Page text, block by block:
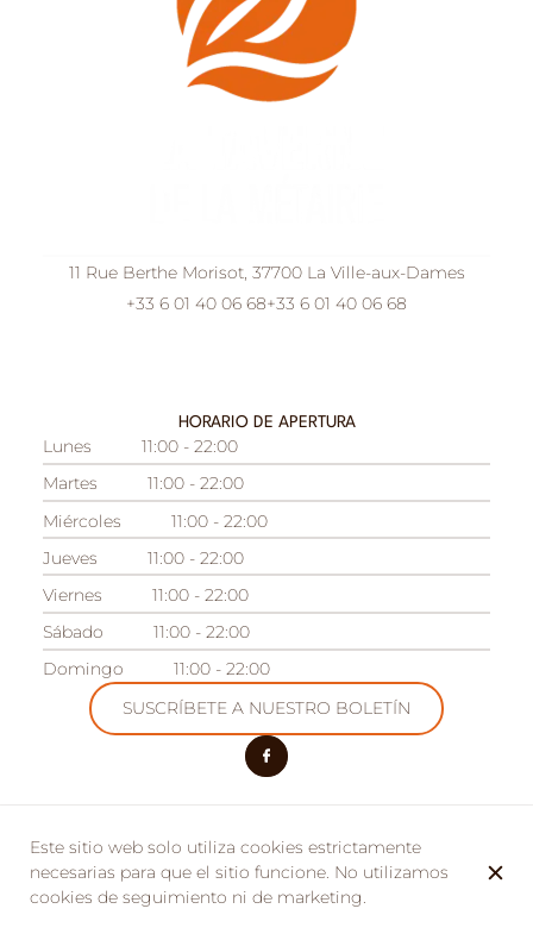
11 Rue Berthe Morisot, 37700 La Ville-aux-Dames
+33 6 01 40 06 68+33 6 01 40 06 68
HORARIO DE APERTURA
Lunes
11:00 - 22:00
Martes
11:00 - 22:00
Miércoles
11:00 - 22:00
Jueves
11:00 - 22:00
Viernes
11:00 - 22:00
Sábado
11:00 - 22:00
Domingo
11:00 - 22:00
SUSCRÍBETE A NUESTRO BOLETÍN
NUESTRO OTRO ESTABLECIMIENTOS
Camping des Acacias
Domaine des Acacias
Este sitio web solo utiliza cookies estrictamente
necesarias para que el sitio funcione. No utilizamos
cookies de seguimiento ni de marketing.